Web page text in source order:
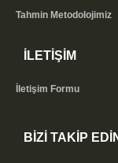
Tahmin Metodolojimiz
İLETİŞİM
İletişim Formu
BİZİ TAKİP